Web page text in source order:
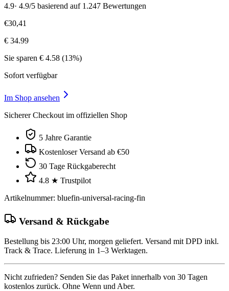
4.9· 4.9/5 basierend auf 1.247 Bewertungen
€30,41
€ 34.99
Sie sparen € 4.58 (13%)
Sofort verfügbar
Im Shop ansehen
Sicherer Checkout im offiziellen Shop
5 Jahre Garantie
Kostenloser Versand ab €50
30 Tage Rückgaberecht
4.8 ★ Trustpilot
Artikelnummer: bluefin-universal-racing-fin
Versand & Rückgabe
Bestellung bis 23:00 Uhr, morgen geliefert. Versand mit DPD inkl.
Track & Trace. Lieferung in 1–3 Werktagen.
Nicht zufrieden? Senden Sie das Paket innerhalb von 30 Tagen
kostenlos zurück. Ohne Wenn und Aber.